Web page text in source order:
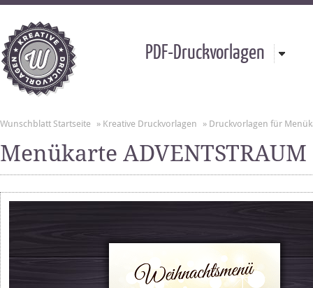
PDF-Druckvorlagen
Wunschblatt Startseite » Kreative Druckvorlagen » Druckvorlagen für
Menükarte ADVENTSTRAUM